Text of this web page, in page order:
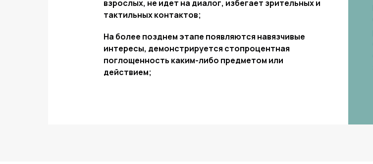
На более позднем этапе появляются навязчивые
интересы, демонстрируется стопроцентная
поглощенность каким-либо предметом или
действием;
взрослых, не идет на диалог, избегает зрительных и
тактильных контактов;